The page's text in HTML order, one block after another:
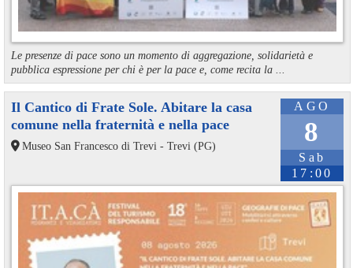
Le presenze di pace sono un momento di aggregazione, solidarietà e
pubblica espressione per chi è per la pace e, come recita la ...
AGO
8
Sab
17:00
Il Cantico di Frate Sole. Abitare la casa
comune nella fraternità e nella pace
Museo San Francesco di Trevi - Trevi (PG)